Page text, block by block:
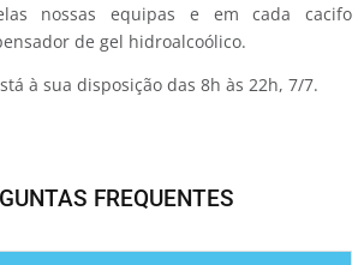
nossas equipas e em cada cacifo
de gel hidroalcoólico.
à sua disposição das 8h às 22h, 7/7.
FREQUENTES